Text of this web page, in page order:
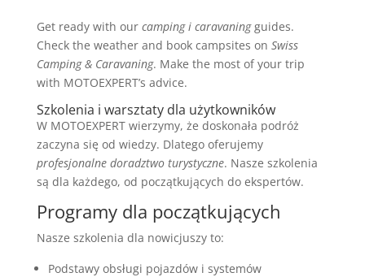
Get ready with our camping i caravaningguides.
Check the weather and book campsites on Swiss
Camping & Caravaning. Make the most of your trip
with MOTOEXPERT’s advice.
Szkolenia i warsztaty dla użytkowników
W MOTOEXPERT wierzymy, że doskonała podróż
zaczyna się od wiedzy. Dlatego oferujemy
profesjonalne doradztwo turystyczne. Nasze szkolenia
są dla każdego, od początkujących do ekspertów.
Programy dla początkujących
Nasze szkolenia dla nowicjuszy to:
Podstawy obsługi pojazdów i systemów